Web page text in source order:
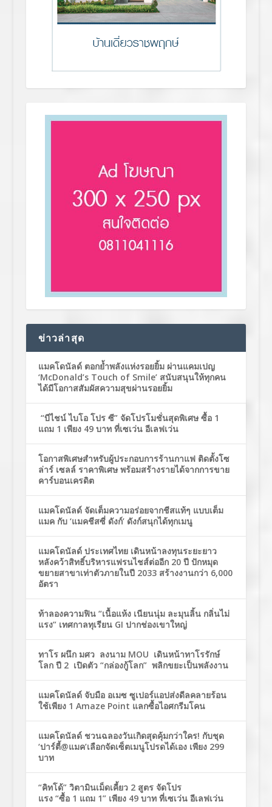
ข่าวล่าสุด
แมคโดนัลด์ ตอกย้ำพลังแห่งรอยยิ้ม ผ่านแคมเปญ
‘McDonald’s Touch of Smile’ สนับสนุนให้ทุกคน
ได้มีโอกาสสัมผัสความสุขผ่านรอยยิ้ม
“บีไชน์ ไบโอ โปร ซี” จัดโปรโมชั่นสุดพิเศษ ซื้อ 1
แถม 1 เพียง 49 บาท ที่เซเว่น อีเลฟเว่น
โอกาสพิเศษสำหรับผู้ประกอบการร้านกาแฟ ติดตั้งโซ
ล่าร์ เซลล์ ราคาพิเศษ พร้อมสร้างรายได้จากการขาย
คาร์บอนเครดิต
แมคโดนัลด์ จัดเต็มความอร่อยจากชีสแท้ๆ แบบเต็ม
แมค กับ ‘แมคชีสซี่ ดังก์’ ดังก์สนุกได้ทุกเมนู
แมคโดนัลด์ ประเทศไทย เดินหน้าลงทุนระยะยาว
หลังคว้าสิทธิ์บริหารแฟรนไชส์ต่ออีก 20 ปี ปักหมุด
ขยายสาขาเท่าตัวภายในปี 2033 สร้างงานกว่า 6,000
อัตรา
ท้าลองความฟิน “เนื้อแห้ง เนียนนุ่ม ละมุนลิ้น กลิ่นไม่
แรง” เทศกาลทุเรียน GI ปากช่องเขาใหญ่
ทาโร ผนึก มศว ลงนาม MOU เดินหน้าทาโรรักษ์
โลก ปี 2 เปิดตัว “กล่องกู้โลก” พลิกขยะเป็นพลังงาน
แมคโดนัลด์ จับมือ อเมซ ซูเปอร์แอปส่งดีลคลายร้อน
ใช้เพียง 1 Amaze Point แลกซื้อไอศกรีมโคน
แมคโดนัลด์ ชวนฉลองวันเกิดสุดคุ้มกว่าใคร! กับชุด
‘ปาร์ตี้@แมค’เลือกจัดเซ็ตเมนูโปรดได้เอง เพียง 299
บาท
“คิทโด้” วิตามินเม็ดเคี้ยว 2 สูตร จัดโปร
แรง “ซื้อ 1 แถม 1” เพียง 49 บาท ที่เซเว่น อีเลฟเว่น